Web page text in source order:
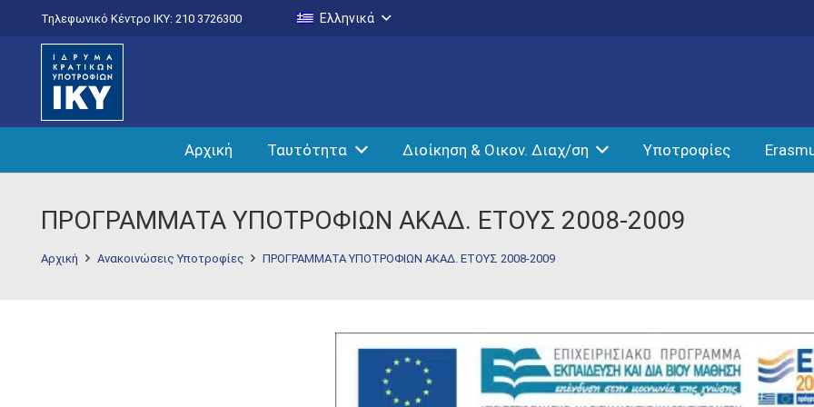
Τηλεφωνικό Κέντρο IKY: 210 3726300 Ελληνικά
Αρχική Ταυτότητα Διοίκηση & Οικον. Διαχ/ση Υποτροφίες
ΠΡΟΓΡΑΜΜΑΤΑ ΥΠΟΤΡΟΦΙΩΝ ΑΚΑΔ. ΕΤΟΥΣ 2008-2009
Αρχική Ανακοινώσεις Υποτροφίες ΠΡΟΓΡΑΜΜΑΤΑ ΥΠΟΤΡΟΦΙΩΝ ΑΚΑΔ. ΕΤΟΥΣ 2008-2009